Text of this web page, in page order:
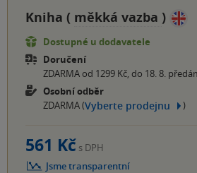
Kniha ( měkká vazba )
Dostupné u dodavatele
Doručení
ZDARMA od 1299 Kč, do 18. 8.
Osobní odběr
ZDARMA (Vyberte prodejnu )
561 Kč s DPH
Jsme transparentní